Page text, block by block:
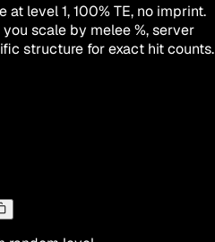
level 1, 100% TE, no imprint.
scale by melee %, server
structure for exact hit counts.